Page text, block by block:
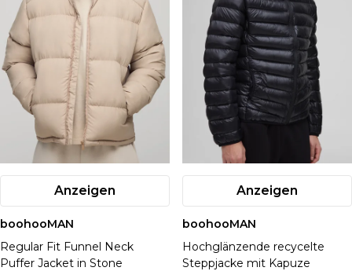
Anzeigen
boohooMAN
Regular Fit Funnel Neck
Puffer Jacket in Stone
Anzeigen
boohooMAN
Hochglänzende recycelte
Steppjacke mit Kapuze